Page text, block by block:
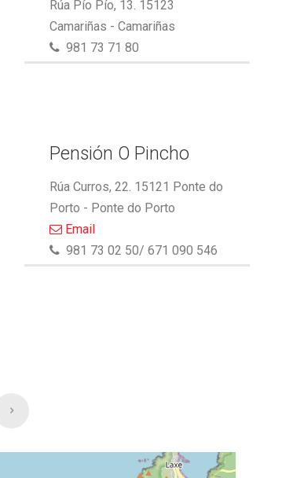
Rúa Pío Pío, 13. 15123
Camariñas - Camariñas
981 73 71 80
Pensión O Pincho
Rúa Curros, 22. 15121 Ponte do
Porto - Ponte do Porto
Email
981 73 02 50/ 671 090 546